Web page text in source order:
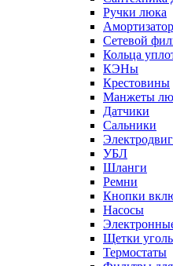
Ручки люка
Сетевой
Кольца
КЭНы
Крестовины
Манжеты
Датчики
Сальники
УБЛ
Шланги
Ремни
Кнопки
Насосы
Щетки
Термостаты